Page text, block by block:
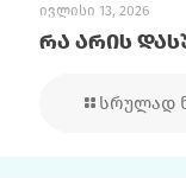
ივლისი 13, 2026
რა არის
სრულად